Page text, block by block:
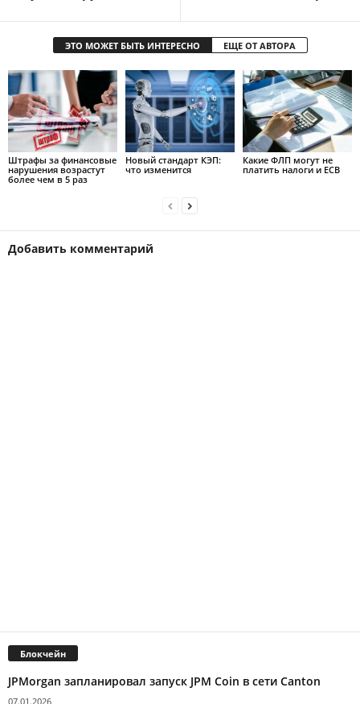
ЭТО МОЖЕТ БЫТЬ ИНТЕРЕСНО ЕЩЕ ОТ АВТОРА
Штрафы за финансовые
нарушения возрастут
более чем в 5 раз
Новый стандарт КЭП:
что изменится
Какие ФЛП могут не
платить налоги и ЕСВ
Добавить комментарий
Блокчейн
JPMorgan запланировал запуск JPM Coin в сети Canton
07.01.2026